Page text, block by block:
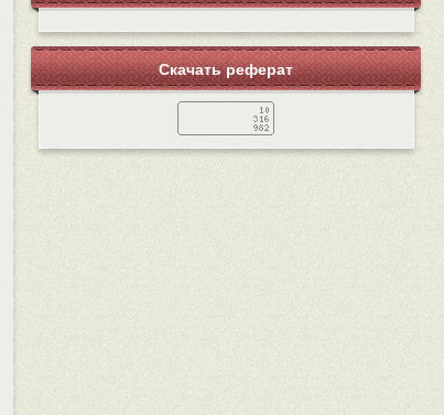
Скачать реферат